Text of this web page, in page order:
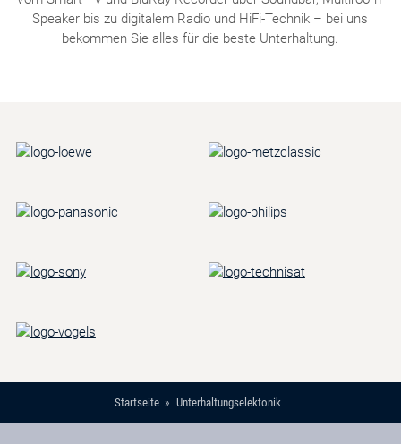
Speaker bis zu digitalem Radio und HiFi-Technik – bei uns
bekommen Sie alles für die beste Unterhaltung.
Startseite Unterhaltungselektonik